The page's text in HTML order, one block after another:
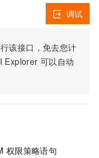
该接口，免去您计
Explorer 可以自动
调试
权限策略语句